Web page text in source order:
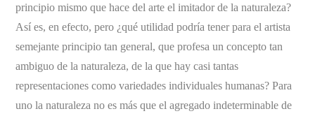
principio mismo que hace del arte el imitador de la naturaleza?
Así es, en efecto, pero ¿qué utilidad podría tener para el artista
semejante principio tan general, que profesa un concepto tan
ambiguo de la naturaleza, de la que hay casi tantas
representaciones como variedades individuales humanas? Para
uno la naturaleza no es más que el agregado indeterminable de